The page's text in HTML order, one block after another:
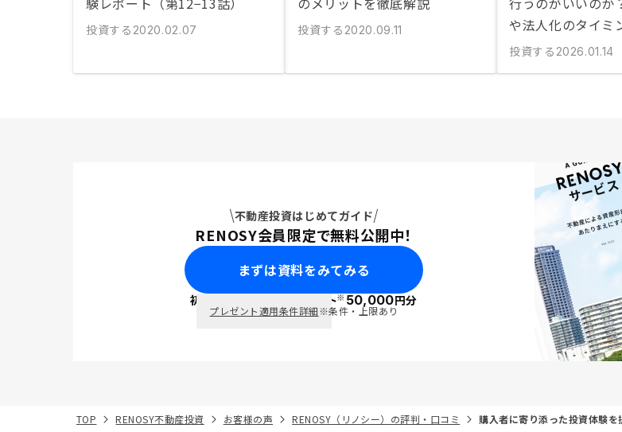
投資する 2020.02.07 投資する 2020.09.11
や法人化のタイミ
投資する 2026.01.14
不動産投資はじめてガイド
RENOSY会員限定で無料公開中！
まずは資料をみてみる
初回面談で ポイント※50,000円分
プレゼント適用条件詳細※条件・上限あり
TOP RENOSY不動産投資 お客様の声 RENOSY（リノシー）の評判・口コミ 購入者に寄り添った投資体験を